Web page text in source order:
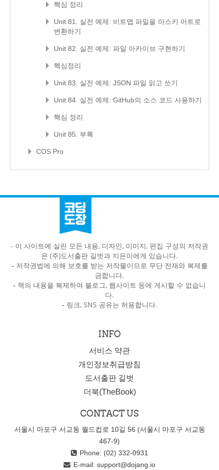
핵심 정리
Unit 81. 실전 예제: 비트맵 파일을 아스키 아트로
변환하기
Unit 82. 실전 예제: 파일 아카이브 구현하기
핵심정리
Unit 83. 실전 예제: JSON 파일 읽고 쓰기
Unit 84. 실전 예제: GitHub의 소스 코드 사용하기
핵심 정리
Unit 85. 부록
COS Pro
- 이 사이트에 실린 모든 내용, 디자인, 이미지, 편집 구성의 저작권
은 (주)도서출판 길벗과 지은이에게 있습니다.
- 저작권법에 의해 보호를 받는 저작물이므로 무단 전재와 복제를
금합니다.
- 책의 내용을 복제하여 블로그, 웹사이트 등에 게시할 수 없습니
다.
- 링크, SNS 공유는 허용합니다.
INFO
서비스 약관
개인정보취급방침
도서출판 길벗
더북(TheBook)
CONTACT US
서울시 마포구 서교동 월드컵로 10길 56 (서울시 마포구 서교동
467-9)
Phone: (02) 332-0931
E-mail: support@dojang.io